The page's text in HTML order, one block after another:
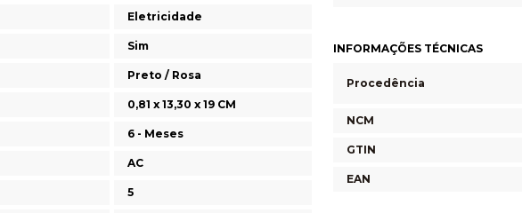
Eletricidade
Sim
Preto / Rosa
0,81 x 13,30 x 19 CM
6 - Meses
AC
5
INFORMAÇÕES TÉCNICAS
Procedência
NCM
GTIN
EAN